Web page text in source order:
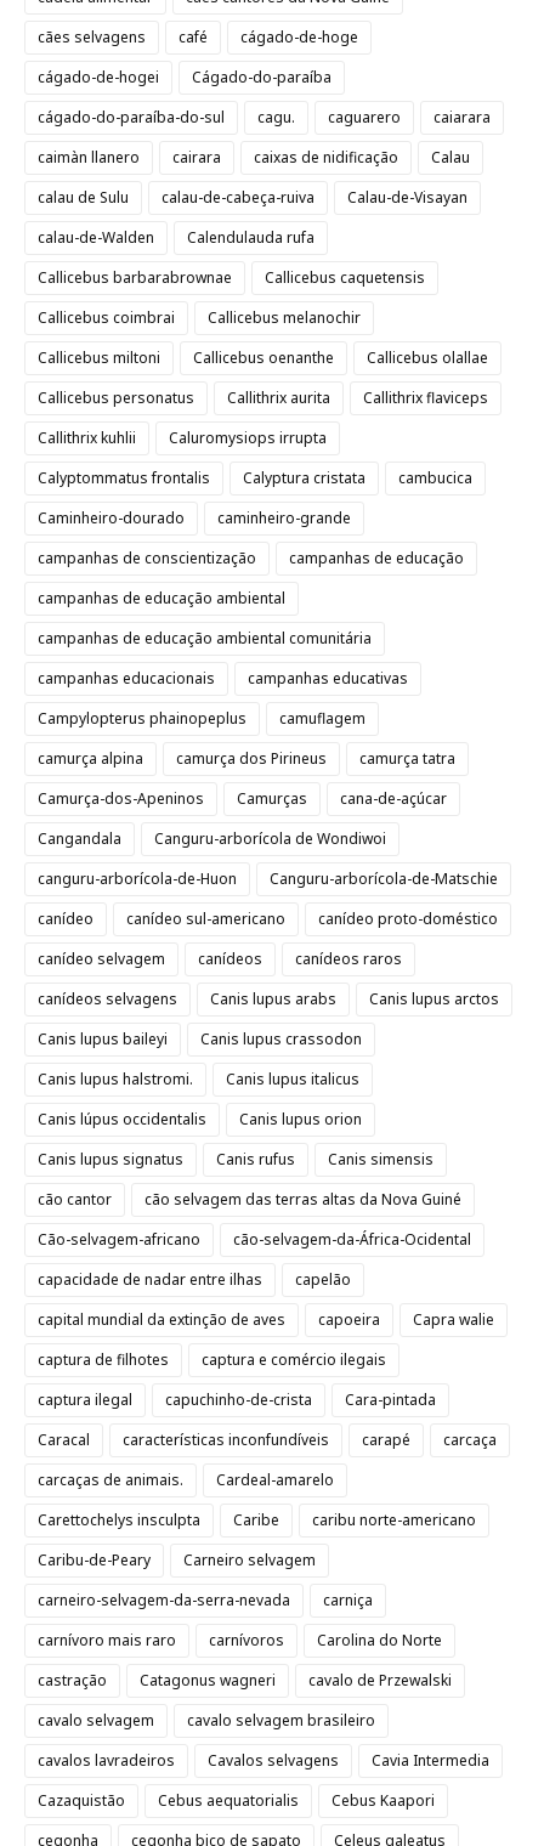
cães selvagens
café
cágado-de-hoge
cágado-de-hogei
Cágado-do-paraíba
cágado-do-paraíba-do-sul
cagu. caguarero
caiarara
caimàn llanero
cairara caixas de nidificação
Calau
calau de Sulu
calau-de-cabeça-ruiva
Calau-de-Visayan
calau-de-Walden
Calendulauda rufa
Callicebus barbarabrownae
Callicebus caquetensis
Callicebus coimbrai
Callicebus melanochir
Callicebus miltoni
Callicebus oenanthe
Callicebus olallae
Callicebus personatus
Callithrix aurita
Callithrix flaviceps
Callithrix kuhlii
Caluromysiops irrupta
Calyptommatus frontalis
Calyptura cristata
cambucica
Caminheiro-dourado
caminheiro-grande
campanhas de conscientização
campanhas de educação
campanhas de educação ambiental
campanhas de educação ambiental comunitária
campanhas educacionais
campanhas educativas
Campylopterus phainopeplus
camuflagem
camurça alpina
camurça dos Pirineus
camurça tatra
Camurça-dos-Apeninos
Camurças
cana-de-açúcar
Cangandala
Canguru-arborícola de Wondiwoi
canguru-arborícola-de-Huon
Canguru-arborícola-de-Matschie
canídeo
canídeo sul-americano
canídeo proto-doméstico
canídeo selvagem
canídeos
canídeos raros
canídeos selvagens
Canis lupus arabs
Canis lupus arctos
Canis lupus baileyi
Canis lupus crassodon
Canis lupus halstromi.
Canis lupus italicus
Canis lúpus occidentalis
Canis lupus orion
Canis lupus signatus
Canis rufus
Canis simensis
cão cantor
cão selvagem das terras altas da Nova Guiné
Cão-selvagem-africano
cão-selvagem-da-África-Ocidental
capacidade de nadar entre ilhas
capelão
capital mundial da extinção de aves
capoeira
Capra walie
captura de filhotes
captura e comércio ilegais
captura ilegal
capuchinho-de-crista
Cara-pintada
Caracal
características inconfundíveis carapé
carcaça
carcaças de animais.
Cardeal-amarelo
Carettochelys insculpta
Caribe
caribu norte-americano
Caribu-de-Peary
Carneiro selvagem
carneiro-selvagem-da-serra-nevada
carniça
carnívoro mais raro
carnívoros
Carolina do Norte
castração
Catagonus wagneri
cavalo de Przewalski
cavalo selvagem
cavalo selvagem brasileiro
cavalos lavradeiros
Cavalos selvagens
Cavia Intermedia
Cazaquistão
Cebus aequatorialis
Cebus Kaapori
cegonha
cegonha bico de sapato Celeus galeatus